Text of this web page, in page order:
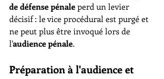
de défense pénale perd un levier
décisif : le vice procédural est purgé et
ne peut plus être invoqué lors de
l'audience pénale.
Préparation à l'audience et